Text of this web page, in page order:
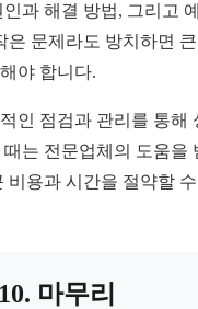
인과 해결 방법, 그리고
은 문제라도 방치하면
야 합니다.
인 점검과 관리를 통해
때는 전문업체의 도움을
비용과 시간을 절약할
마무리